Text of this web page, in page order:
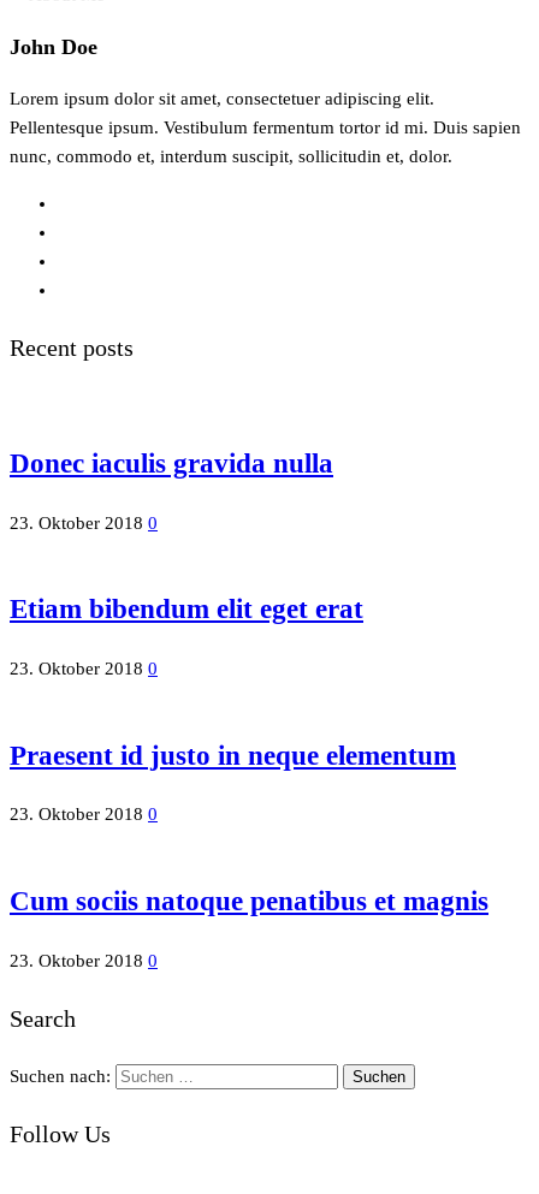
John Doe
Lorem ipsum dolor sit amet, consectetuer adipiscing elit.
Pellentesque ipsum. Vestibulum fermentum tortor id mi. Duis sapien
nunc, commodo et, interdum suscipit, sollicitudin et, dolor.
Recent posts
Donec iaculis gravida nulla
23. Oktober 2018 0
Etiam bibendum elit eget erat
23. Oktober 2018 0
Praesent id justo in neque elementum
23. Oktober 2018 0
Cum sociis natoque penatibus et magnis
23. Oktober 2018 0
Search
Suchen nach:
Follow Us